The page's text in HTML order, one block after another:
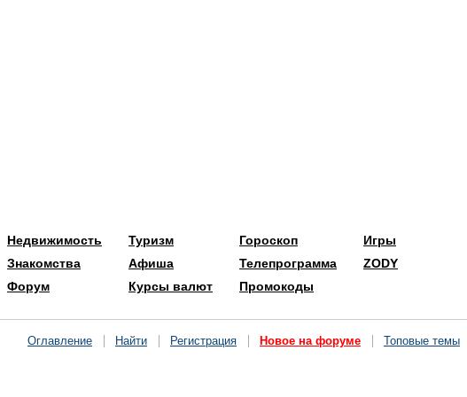
Недвижимость
Знакомства
Форум
Туризм
Афиша
Курсы валют
Гороскоп
Телепрограмма
Промокоды
Игры
ZODY
Оглавление Найти Регистрация Новое на форуме Топовые темы